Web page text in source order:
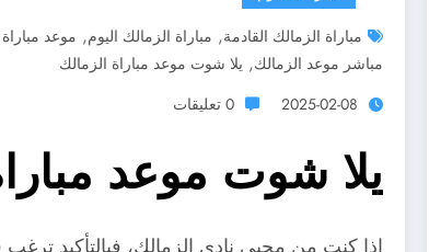
مباراة الزمالك القادمة, مباراة الزمالك اليوم, موعد
مباشر موعد الزمالك, يلا شوت موعد مباراة الزمالك
2025-02-08
0 تعليقات
يلا شوت موعد